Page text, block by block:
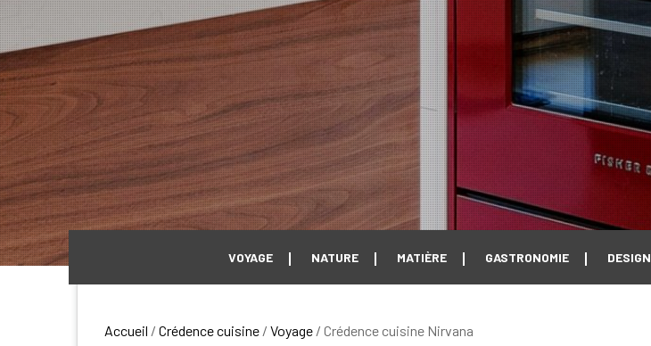
VOYAGE NATURE MATIÈRE GASTRONOMIE DESIGN
Accueil / Crédence cuisine / Voyage / Crédence cuisine Nirvana